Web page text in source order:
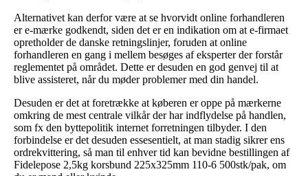
Alternativet kan derfor være at se hvorvidt online forhandleren
er e-mærke godkendt, siden det er en indikation om at e-firmaet
opretholder de danske retningslinjer, foruden at online
forhandleren en gang i mellem besøges af eksperter der forstår
reglementet på området. Dette er desuden en god genvej til at
blive assisteret, når du møder problemer med din handel.
Desuden er det at foretrække at køberen er oppe på mærkerne
omkring de mest centrale vilkår der har indflydelse på handlen,
som fx den byttepolitik internet forretningen tilbyder. I den
forbindelse er det desuden essesentielt, at man stadig sikrer ens
ordrekvittering, så man til enhver tid kan bevidne bestillingen af
Fidelepose 2,5kg korsbund 225x325mm 110-6 500stk/pak, om